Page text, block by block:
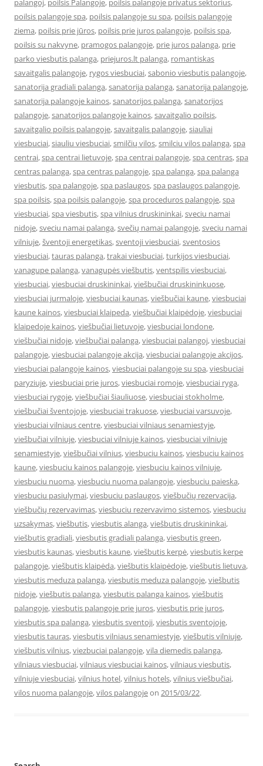
palangoj, poilsis Palangoje, poilsis palangoje privatus sektorius,
poilsis palangoje spa, poilsis palangoje su spa, poilsis palangoje
ziema, poilsis prie jūros, poilsis prie juros palangoje, poilsis spa,
poilsis su nakvyne, pramogos palangoje, prie juros palanga, prie
parko viesbutis palanga, priejuros.lt palanga, romantiskas
savaitgalis palangoje, rygos viesbuciai,sabonio viesbutis palangoje,
sanatorija gradiali palanga,sanatorija palanga,sanatorija palangoje,
sanatorija palangoje kainos,sanatorijos palanga,sanatorijos
palangoje,sanatorijos palangoje kainos,savaitgalio poilsis,
savaitgalio poilsis palangoje,savaitgalis palangoje,siauliai
viesbuciai,siauliu viesbuciai,smilčių vilos,smilciu vilos palanga,spa
centrai,spa centrai lietuvoje,spa centrai palangoje,spa centras,spa
centras palanga,spa centras palangoje,spa palanga,spa palanga
viesbutis,spa palangoje,spa paslaugos,spa paslaugos palangoje,
spa poilsis,spa poilsis palangoje,spa proceduros palangoje,spa
viesbuciai,spa viesbutis,spa vilnius druskininkai,sveciu namai
nidoje,sveciu namai palanga,svečių namai palangoje,sveciu namai
vilniuje,šventoji energetikas,sventoji viesbuciai,sventosios
viesbuciai,tauras palanga,trakai viesbuciai,turkijos viesbuciai,
vanagupe palanga,vanagupės viešbutis,ventspilis viesbuciai,
viesbuciai,viesbuciai druskininkai,viešbučiai druskininkuose,
viesbuciai jurmaloje,viesbuciai kaunas,viešbučiai kaune,viesbuciai
kaune kainos,viesbuciai klaipeda,viešbučiai klaipėdoje,viesbuciai
klaipedoje kainos,viešbučiai lietuvoje,viesbuciai londone,
viešbučiai nidoje,viešbučiai palanga,viesbuciai palangoj,viesbuciai
palangoje,viesbuciai palangoje akcija,viesbuciai palangoje akcijos,
viesbuciai palangoje kainos,viesbuciai palangoje su spa,viesbuciai
paryziuje,viesbuciai prie juros,viesbuciai romoje,viesbuciai ryga,
viesbuciai rygoje,viešbučiai šiauliuose,viesbuciai stokholme,
viešbučiai šventojoje,viesbuciai trakuose,viesbuciai varsuvoje,
viesbuciai vilniaus centre,viesbuciai vilniaus senamiestyje,
viešbučiai vilniuje,viesbuciai vilniuje kainos,viesbuciai vilniuje
senamiestyje,viešbučiai vilnius,viesbuciu kainos,viesbuciu kainos
kaune,viesbuciu kainos palangoje,viesbuciu kainos vilniuje,
viesbuciu nuoma,viesbuciu nuoma palangoje,viesbuciu paieska,
viesbuciu pasiulymai,viesbuciu paslaugos,viešbučių rezervacija,
viešbučių rezervavimas,viesbuciu rezervavimo sistemos,viesbuciu
uzsakymas,viešbutis,viesbutis alanga,viešbutis druskininkai,
viešbutis gradiali,viesbutis gradiali palanga,viesbutis green,
viesbutis kaunas,viesbutis kaune,viešbutis kerpė,viesbutis kerpe
palangoje,viešbutis klaipėda,viešbutis klaipėdoje,viešbutis lietuva,
viesbutis meduza palanga,viesbutis meduza palangoje,viešbutis
nidoje,viešbutis palanga,viesbutis palanga kainos,viešbutis
palangoje,viesbutis palangoje prie juros,viesbutis prie juros,
viesbutis spa palanga,viesbutis sventoji,viesbutis sventojoje,
viesbutis tauras,viesbutis vilniaus senamiestyje,viešbutis vilniuje,
viešbutis vilnius,viezbuciai palangoje,vila diemedis palanga,
vilniaus viesbuciai,vilniaus viesbuciai kainos,vilniaus viesbutis,
vilniuje viesbuciai,vilnius hotel,vilnius hotels,vilnius viešbučiai,
vilos nuoma palangoje,vilos palangojeon 2015/03/22.